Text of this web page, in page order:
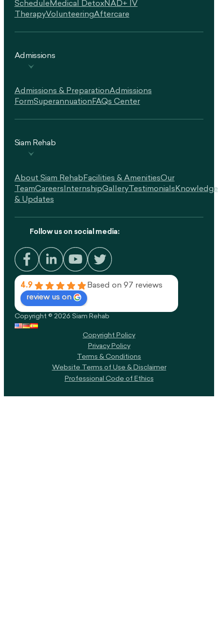
Schedule Medical DetoxNAD+ IV
TherapyVolunteeringAftercare
Admissions
Admissions & PreparationAdmissions
FormSuperannuation FAQs Center
Siam Rehab
About Siam RehabFacilities & AmenitiesOur
TeamCareersInternshipGalleryTestimonialsKnowledge
& Updates
Follow us on social media:
4.9
Based on 97 reviews
review us on
Copyright © 2026 Siam Rehab
Copyright Policy​
Privacy Policy
Terms & Conditions
Website Terms of Use & Disclaimer
Professional Code of Ethics